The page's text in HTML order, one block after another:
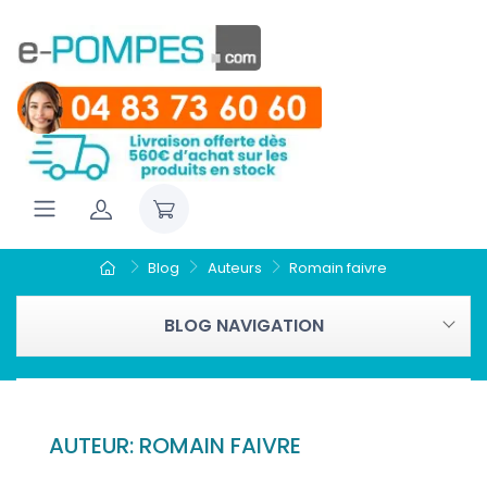
Blog Auteurs Romain faivre
BLOG NAVIGATION
AUTEUR: ROMAIN FAIVRE